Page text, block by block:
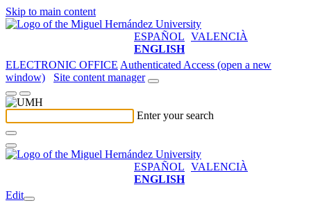
Skip to main content
ESPAÑOL VALENCIÀ
ENGLISH
ELECTRONIC OFFICE Authenticated Access (open a new
window)
Site content manager
Enter your search
ESPAÑOL VALENCIÀ
ENGLISH
Edit